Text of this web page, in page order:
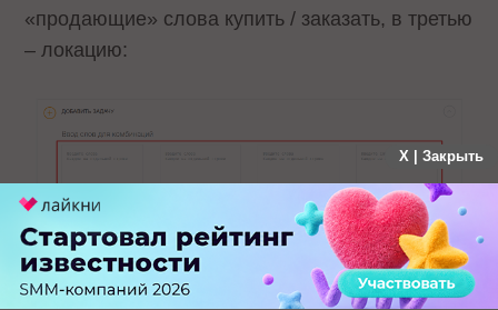
«продающие» слова купить / заказать, в третью
– локацию:
X | Закрыть